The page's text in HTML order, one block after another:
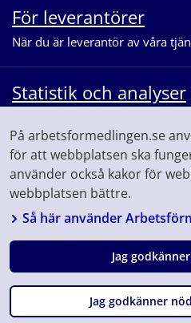
På arbetsformedlingen.se
för att webbplatsen ska
använder också kakor för
webbplatsen bättre.
Så här använder
Jag
Jag godkänner
För leverantörer
När du är leverantör av våra
Statistik och analyser
våra analyser för
Följ oss på Facebook